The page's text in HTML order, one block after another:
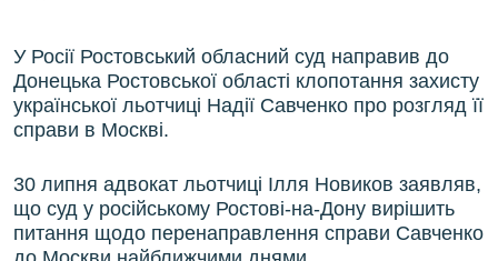
Усі сайти RFE/RL
У Росії Ростовський обласний суд направив до
Донецька Ростовської області клопотання захисту
української льотчиці Надії Савченко про розгляд її
справи в Москві.
30 липня адвокат льотчиці Ілля Новиков заявляв,
що суд у російському Ростові-на-Дону вирішить
питання щодо перенаправлення справи Савченко